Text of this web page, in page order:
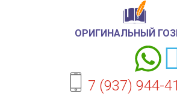
ОРИГИНАЛЬНЫЙ
7 (937) 944-